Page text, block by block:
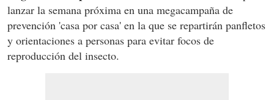
lanzar la semana próxima en una megacampaña de
prevención 'casa por casa' en la que se repartirán panfletos
y orientaciones a personas para evitar focos de
reproducción del insecto.